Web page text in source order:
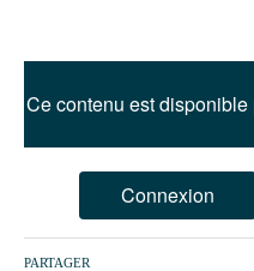
94
95
Ce contenu est disponible
Connexion
PARTAGER